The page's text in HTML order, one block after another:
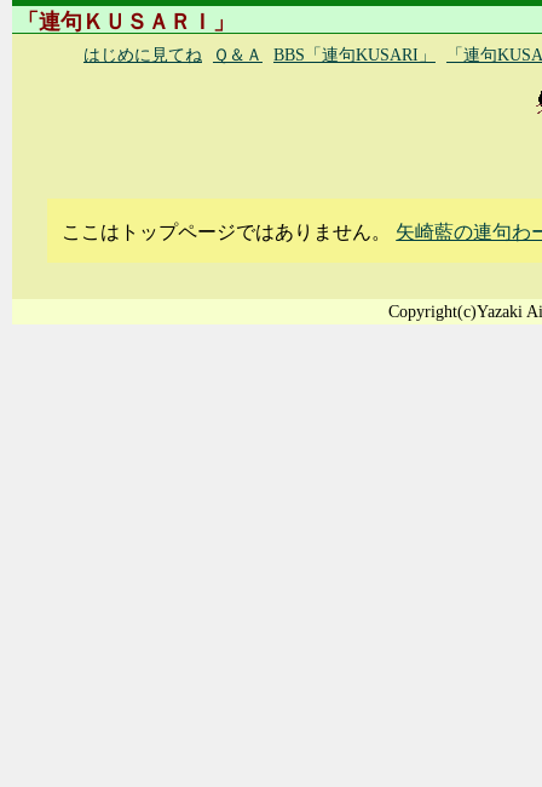
「連句ＫＵＳＡＲＩ」
はじめに見てね Ｑ＆Ａ BBS「連句KUSARI」 「連句
ここはトップページではありません。 矢崎藍の連句わ
Copyright(c)Yazaki